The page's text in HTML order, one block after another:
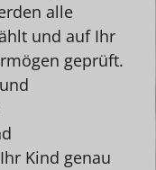
alle
und auf Ihr
geprüft.
Kind genau